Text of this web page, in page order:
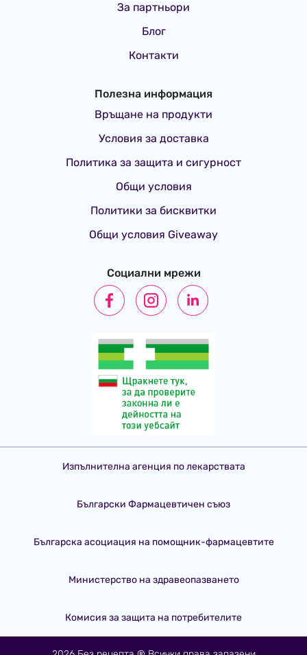
За партньори
Блог
Контакти
Полезна информация
Връщане на продукти
Условия за доставка
Политика за защита и сигурност
Общи условия
Политики за бисквитки
Общи условия Giveaway
Социални мрежи
Изпълнителна агенция по лекарствата
Български Фармацевтичен съюз
Българска асоциация на помощник-фармацевтите
Министерство на здравеопазването
Комисия за защита на потребителите